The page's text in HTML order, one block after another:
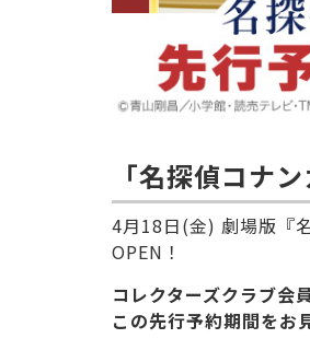
「名探偵コナ
4月18日(金) 劇場版『
OPEN！
コレクターズクラブ会
この先行予約期間をお